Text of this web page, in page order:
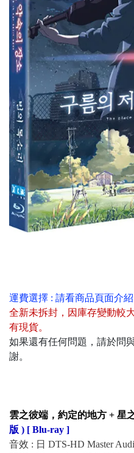
運費選擇 : 請看商品頁面介紹
全新未拆封 ， 因庫存變動較
有現貨。
如果還有任何問題，請於問
謝。
雲之彼端，約定的地方 +
版 ) [ Blu-ray ]
音效 : 日 DTS-HD Master